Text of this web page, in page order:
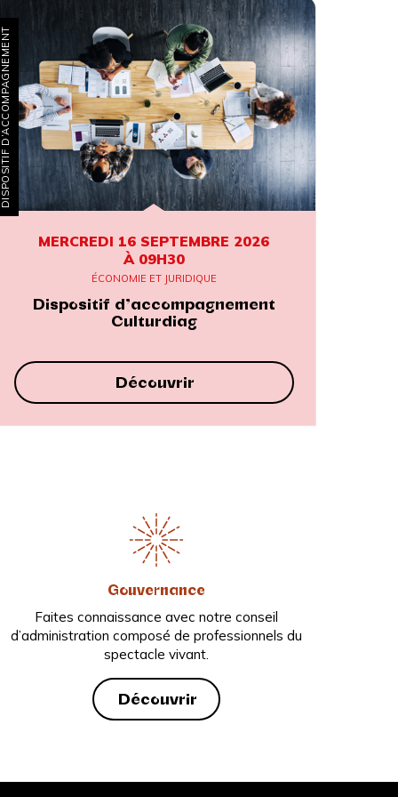
MERCREDI 16 SEPTEMBRE 2026
À 09H30
ÉCONOMIE ET JURIDIQUE
Dispositif d’accompagnement
Culturdiag
Découvrir
Gouvernance
Faites connaissance avec notre conseil
d’administration composé de professionnels du
spectacle vivant.
Découvrir